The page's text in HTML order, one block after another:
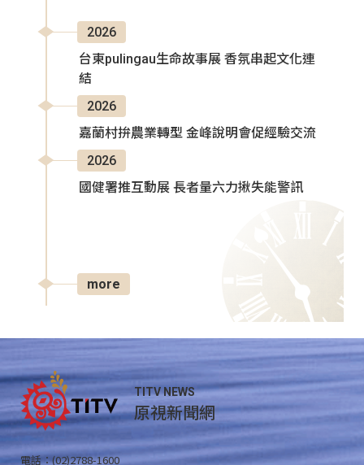
2026
台東pulingau生命故事展 香氛串起文化連
結
2026
嘉蘭村拚農業轉型 金峰說明會促經驗交流
2026
國健署推互動展 長者量六力揪失能警訊
more
TITV NEWS
原視新聞網
電話：(02)2788-1600